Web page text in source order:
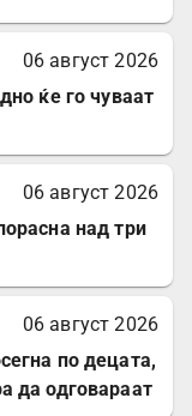
06 август 2026
ќе го чуваат
06 август 2026
над три
06 август 2026
по децата,
да одговараат